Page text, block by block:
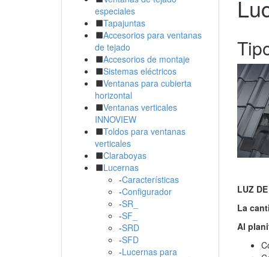
especiales
Tapajuntas
Accesorios para ventanas
de tejado
Accesorios de montaje
Sistemas eléctricos
Ventanas para cubierta
horizontal
Ventanas verticales
INNOVIEW
Toldos para ventanas
verticales
Claraboyas
Lucernas
-Características
-Configurador
-SR_
-SF_
-SRD
-SFD
-Lucernas para
LUZ
La
Al